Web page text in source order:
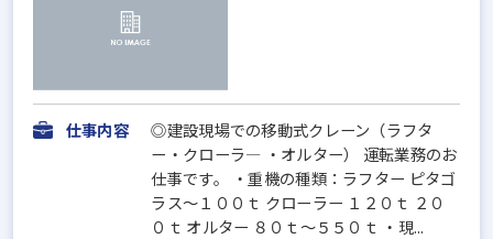
仕事内容
◎建設現場での移動式クレーン（ラフタ
ー・クローラ― ・オルター） 運転業務のお
仕事です。 ・重機の種類：ラフター ピタゴ
ラス～１００ｔ クローラー １２０ｔ ２０
０ｔ オルター ８０ｔ～５５０ｔ ・現...